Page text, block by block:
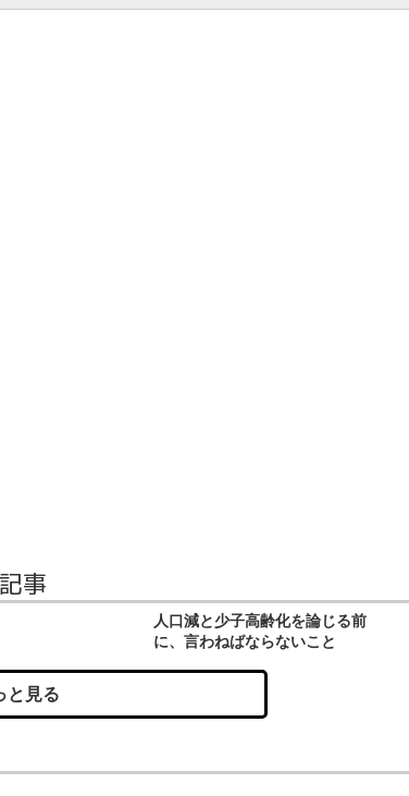
事
人口減と少子高齢化を論じる前
に、言わねばならないこと
と見る